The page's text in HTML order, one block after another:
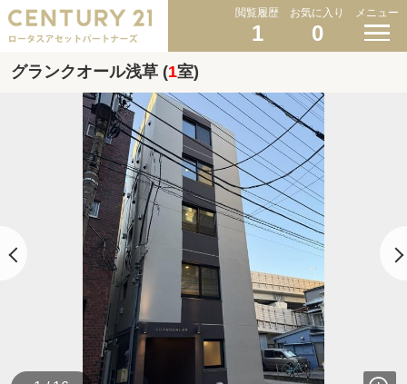
閲覧履歴
1
お気に入り
0
メニュー
グランクオール浅草 (1室)